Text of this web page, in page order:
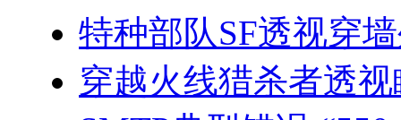
特种部队SF透视穿
穿越火线猎杀者透